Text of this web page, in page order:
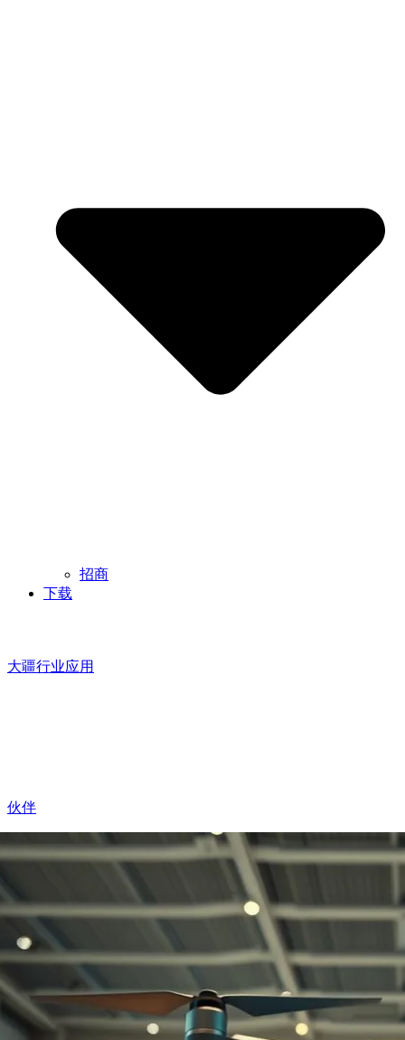
招商
下载
大疆行业应用
伙伴